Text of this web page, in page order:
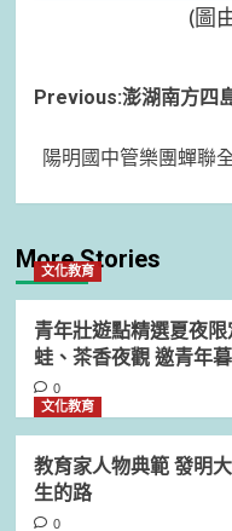
(圖
Post
navigation
Previous:澎湖南方四
陽明國中管樂團蟬聯
More Stories
文化教育
青年壯遊點精選夏夜
蛙、茶香夜觀 邀青年
0
文化教育
教育家人物典範 發明
生的路
0